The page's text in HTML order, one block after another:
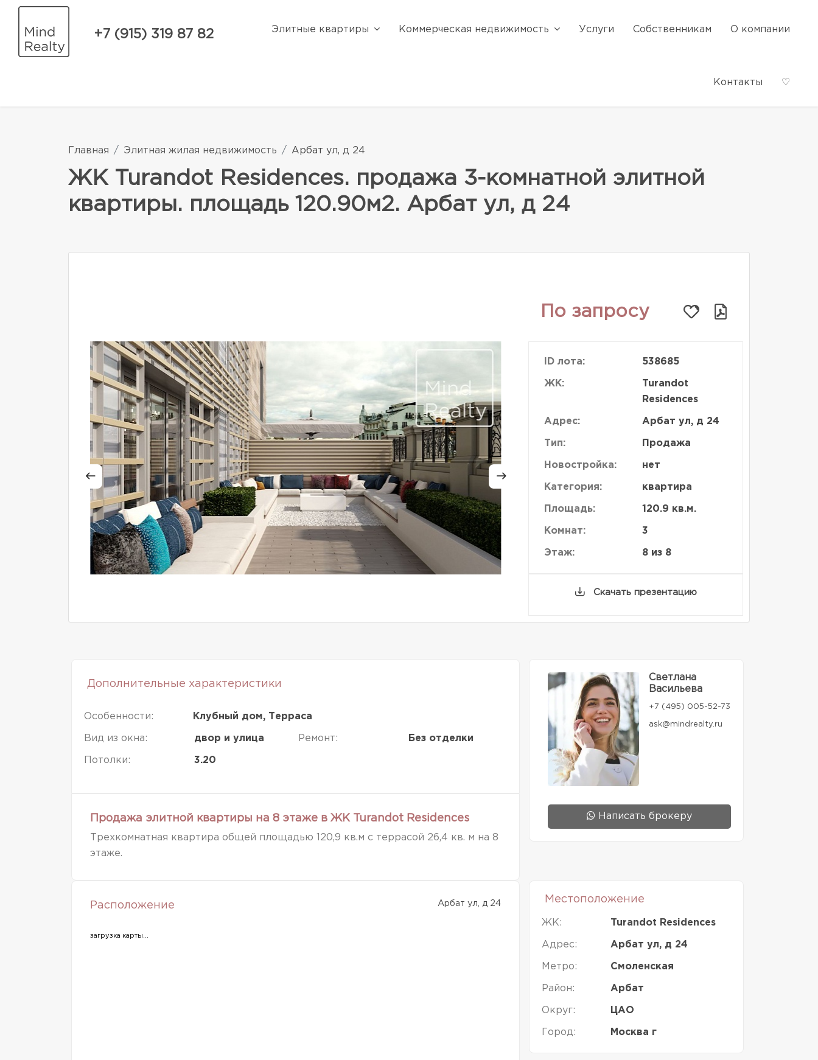
+7 (915) 319 87 82 Элитные квартиры Коммерческая недвижимость Услуги Собственникам О компании
Контакты ♡
Главная Элитная жилая недвижимость Арбат ул, д 24
ЖК Turandot Residences. продажа 3-комнатной элитной
квартиры. площадь 120.90м2. Арбат ул, д 24
По запросу
ID лота: 538685
ЖК:
Turandot
Residences
Адрес: Арбат ул, д 24
Тип: Продажа
Новостройка: нет
Категория: квартира
Площадь: 120.9 кв.м.
Комнат: 3
Этаж: 8 из 8
Скачать презентацию
Дополнительные характеристики
Особенности: Клубный дом, Терраса
Вид из окна: двор и улица
Потолки: 3.20
Ремонт: Без отделки
Продажа элитной квартиры на 8 этаже в ЖК Turandot Residences
Трехкомнатная квартира общей площадью 120,9 кв.м с террасой 26,4 кв. м на 8
этаже.
Светлана
Васильева
+7 (495) 005-52-73
ask@mindrealty.ru
Написать брокеру
Расположение Арбат ул, д 24
загрузка карты...
Местоположение
ЖК: Turandot Residences
Адрес: Арбат ул, д 24
Метро: Смоленская
Район: Арбат
Округ: ЦАО
Город: Москва г